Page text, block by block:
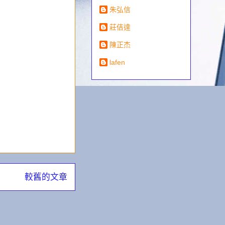
較舊的文章
朱弘信
莊佶達
陳正杰
lafen